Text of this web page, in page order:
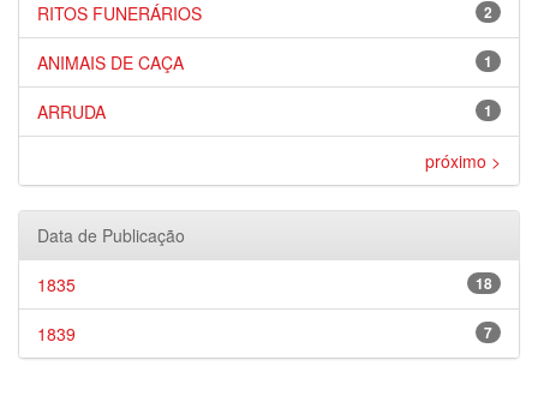
2
RITOS FUNERÁRIOS
1
ANIMAIS DE CAÇA
1
ARRUDA
próximo >
Data de Publicação
18
1835
7
1839